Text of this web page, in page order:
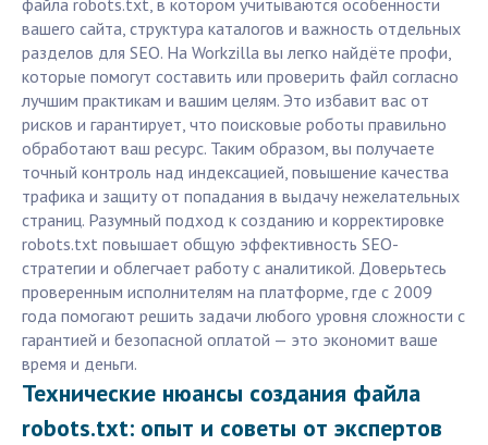
файла robots.txt, в котором учитываются особенности
вашего сайта, структура каталогов и важность отдельных
разделов для SEO. На Workzilla вы легко найдёте профи,
которые помогут составить или проверить файл согласно
лучшим практикам и вашим целям. Это избавит вас от
рисков и гарантирует, что поисковые роботы правильно
обработают ваш ресурс. Таким образом, вы получаете
точный контроль над индексацией, повышение качества
трафика и защиту от попадания в выдачу нежелательных
страниц. Разумный подход к созданию и корректировке
robots.txt повышает общую эффективность SEO-
стратегии и облегчает работу с аналитикой. Доверьтесь
проверенным исполнителям на платформе, где с 2009
года помогают решить задачи любого уровня сложности с
гарантией и безопасной оплатой — это экономит ваше
время и деньги.
Технические нюансы создания файла
robots.txt: опыт и советы от экспертов